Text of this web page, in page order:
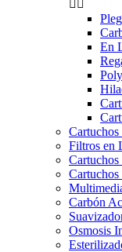
 
En
Cartuchos
Filtros en
Cartuchos
Carbón
Osmosis